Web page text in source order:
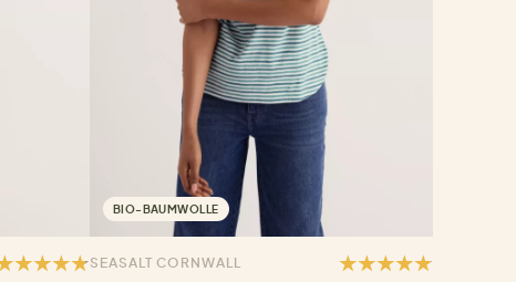
BIO-BAUMWOLLE
SEASALT CORNWALL